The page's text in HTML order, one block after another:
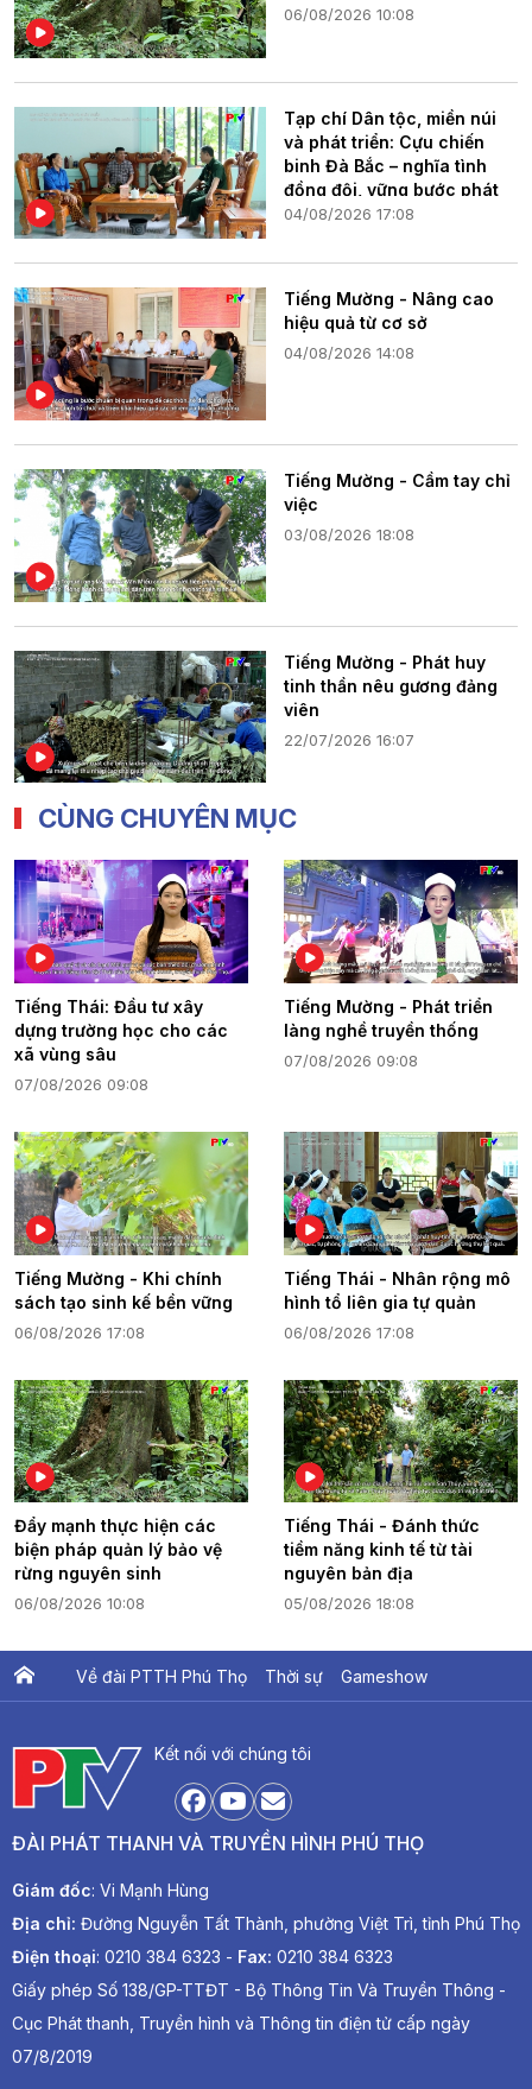
06/08/2026 10:08
Tạp chí Dân tộc, miền núi
và phát triển: Cựu chiến
binh Đà Bắc – nghĩa tình
đồng đội, vững bước phát
triển quê hương
04/08/2026 17:08
Tiếng Mường - Nâng cao
hiệu quả từ cơ sở
04/08/2026 14:08
Tiếng Mường - Cầm tay chỉ
việc
03/08/2026 18:08
Tiếng Mường - Phát huy
tinh thần nêu gương đảng
viên
22/07/2026 16:07
CÙNG CHUYÊN MỤC
Tiếng Thái: Đầu tư xây
dựng trường học cho các
xã vùng sâu
07/08/2026 09:08
Tiếng Mường - Phát triển
làng nghề truyền thống
07/08/2026 09:08
Tiếng Mường - Khi chính
sách tạo sinh kế bền vững
06/08/2026 17:08
Tiếng Thái - Nhân rộng mô
hình tổ liên gia tự quản
06/08/2026 17:08
Đẩy mạnh thực hiện các
biện pháp quản lý bảo vệ
rừng nguyên sinh
06/08/2026 10:08
Tiếng Thái - Đánh thức
tiềm năng kinh tế từ tài
nguyên bản địa
05/08/2026 18:08
Về đài PTTH Phú Thọ Thời sự Gameshow
Kết nối với chúng tôi
ĐÀI PHÁT THANH VÀ TRUYỀN HÌNH PHÚ THỌ
Giám đốc: Vi Mạnh Hùng
Địa chỉ: Đường Nguyễn Tất Thành, phường Việt Trì, tỉnh Phú Thọ
Điện thoại: 0210 384 6323 - Fax: 0210 384 6323
Giấy phép Số 138/GP-TTĐT - Bộ Thông Tin Và Truyền Thông -
Cục Phát thanh, Truyền hình và Thông tin điện tử cấp ngày
07/8/2019